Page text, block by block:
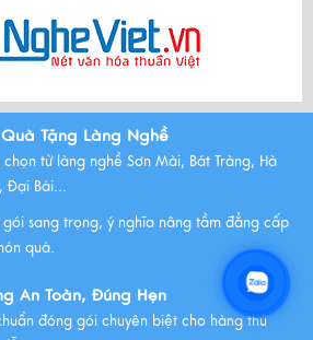
Tam Sự Có Ý Nghĩa Như Thế Nào
Quà Tân Gia Nhà Mới
Tặng Làng Nghề
chọn từ làng nghề Sơn Mài, Bát Tràng, Hà
Đại Bái...
sang trọng, ý nghĩa nâng tầm đẳng cấp
quà.
An Toàn, Đúng Hẹn
đóng gói chuyên biệt cho hàng thủ